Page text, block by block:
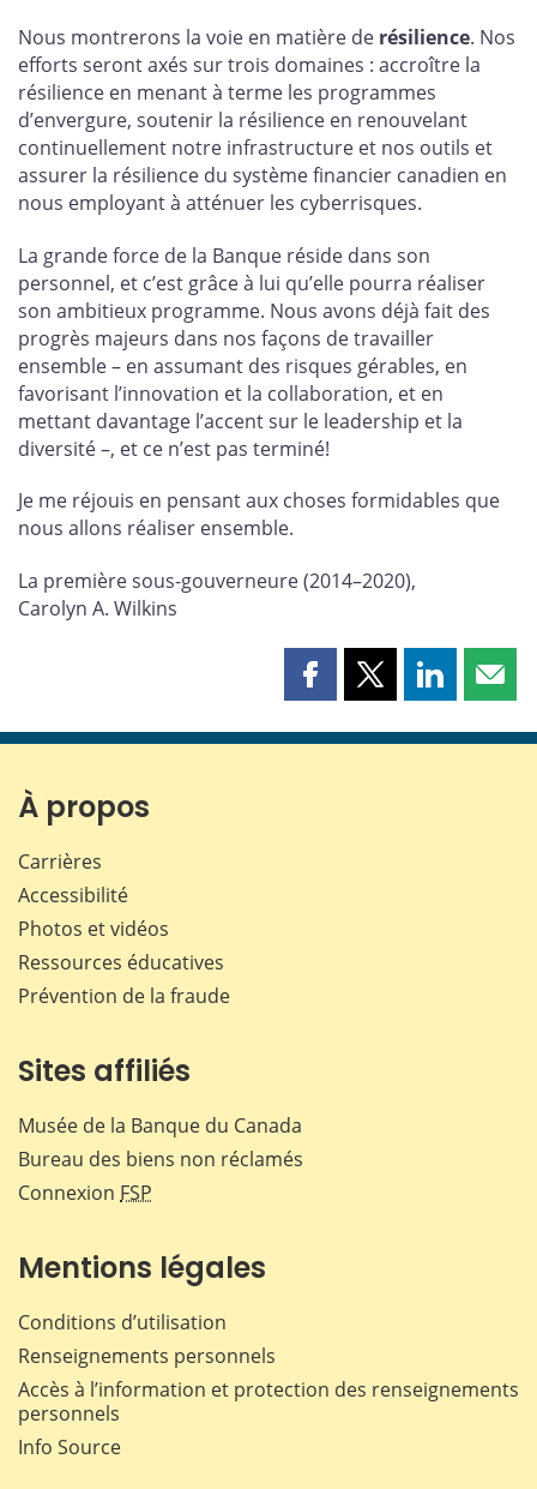
Nous montrerons la voie en matière de résilience. Nos
efforts seront axés sur trois domaines : accroître la
résilience en menant à terme les programmes
d’envergure, soutenir la résilience en renouvelant
continuellement notre infrastructure et nos outils et
assurer la résilience du système financier canadien en
nous employant à atténuer les cyberrisques.
La grande force de la Banque réside dans son
personnel, et c’est grâce à lui qu’elle pourra réaliser
son ambitieux programme. Nous avons déjà fait des
progrès majeurs dans nos façons de travailler
ensemble – en assumant des risques gérables, en
favorisant l’innovation et la collaboration, et en
mettant davantage l’accent sur le leadership et la
diversité –, et ce n’est pas terminé!
Je me réjouis en pensant aux choses formidables que
nous allons réaliser ensemble.
La première sous-gouverneure (2014–2020),
Carolyn A. Wilkins
Partager
page
Partager
page
Partager
page page
À propos
Carrières
Accessibilité
Photos et vidéos
Ressources éducatives
Prévention de la fraude
Sites affiliés
Musée de la Banque du Canada
Bureau des biens non réclamés
Connexion FSP
Mentions légales
Conditions d’utilisation
Renseignements personnels
Accès à l’information et protection des renseignements
personnels
Info Source